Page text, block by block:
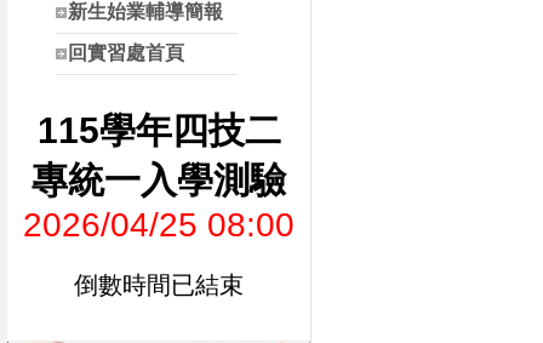
新生始業輔導簡報
回實習處首頁
115學年四技二
專統一入學測驗
2026/04/25 08:00
倒數時間已結束